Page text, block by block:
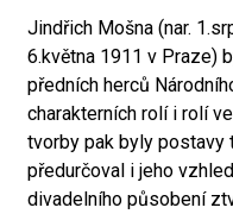
Jindřich Mošna (nar.
6.května 1911 v Praze)
předních herců
charakterních rolí i rolí
tvorby pak byly postavy
předurčoval i jeho
divadelního působení